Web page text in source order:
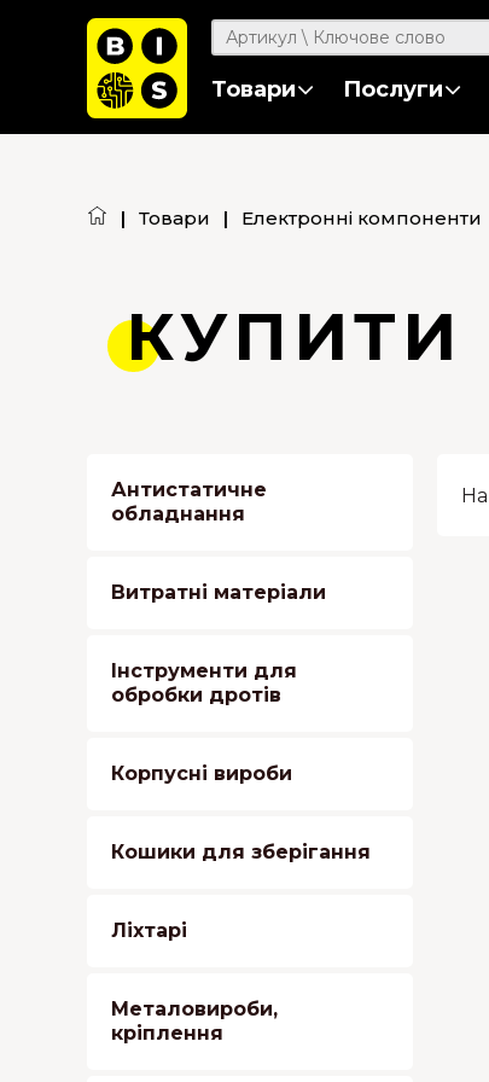
Товари Послуги
| Товари | Електронні компоненти
КУПИТИ
Антистатичне
обладнання
Витратні матеріали
Інструменти для
обробки дротів
Корпусні вироби
Кошики для зберігання
Ліхтарі
Металовироби,
кріплення